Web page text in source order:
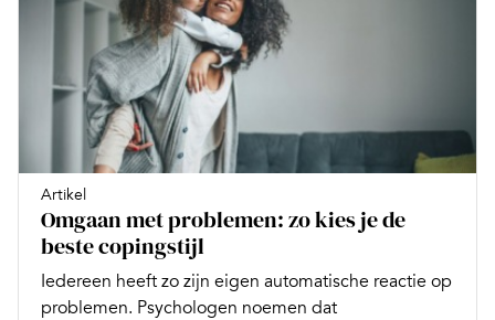
Artikel
Omgaan met problemen: zo kies je de
beste copingstijl
Iedereen heeft zo zijn eigen automatische reactie op
problemen. Psychologen noemen dat